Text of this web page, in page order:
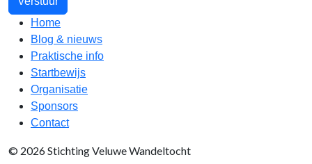
Home
Blog & nieuws
Praktische info
Startbewijs
Organisatie
Sponsors
Contact
© 2026 Stichting Veluwe Wandeltocht